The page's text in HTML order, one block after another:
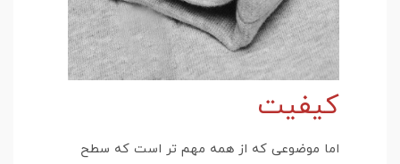
کیفیت
اما موضوعی که از همه مهم تر است که سطح